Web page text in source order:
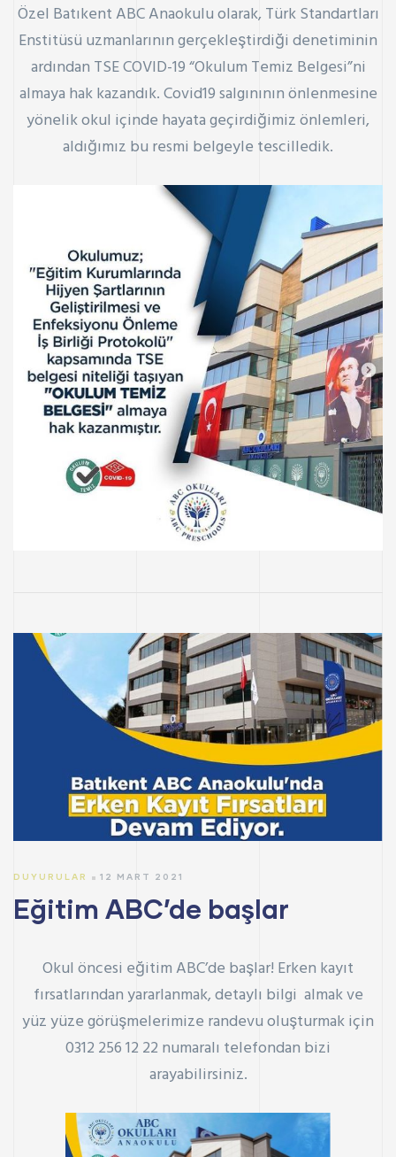
Özel Batıkent ABC Anaokulu olarak, Türk Standartları
Enstitüsü uzmanlarının gerçekleştirdiği denetiminin
ardından TSE COVID-19 “Okulum Temiz Belgesi”ni
almaya hak kazandık. Covid19 salgınının önlenmesine
yönelik okul içinde hayata geçirdiğimiz önlemleri,
aldığımız bu resmi belgeyle tescilledik.
DUYURULAR 12 MART 2021
Eğitim ABC’de başlar
Okul öncesi eğitim ABC’de başlar! Erken kayıt
fırsatlarından yararlanmak, detaylı bilgi almak ve
yüz yüze görüşmelerimize randevu oluşturmak için
0312 256 12 22 numaralı telefondan bizi
arayabilirsiniz.